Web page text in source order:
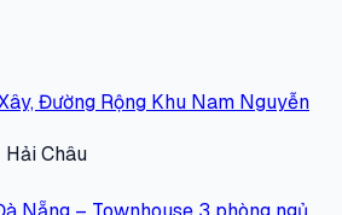
Đường Rộng Khu Nam Nguyễn
Hải Châu